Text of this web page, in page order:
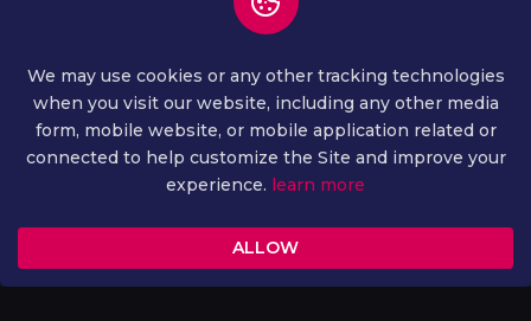
2026 ALL RIGHTS RESERVED
We may use cookies or any other tracking technologies
when you visit our website, including any other media
form, mobile website, or mobile application related or
connected to help customize the Site and improve your
experience. learn more
ALLOW